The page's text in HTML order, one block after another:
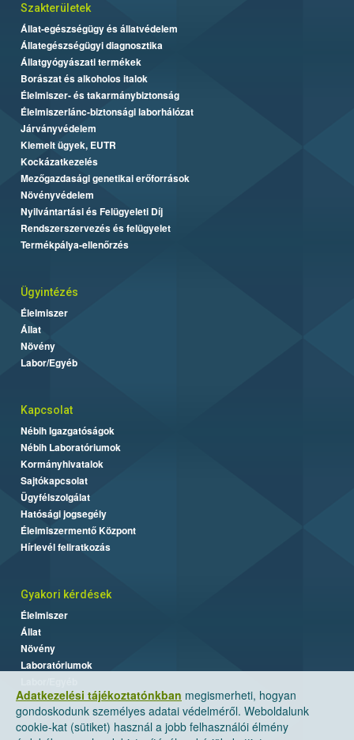
Adatkezelési tájékoztatónkban megismerheti, hogyan
gondoskodunk személyes adatai védelméről. Weboldalunk
cookie-kat (sütiket) használ a jobb felhasználói élmény
Szakterületek
Állat-egészségügy és állatvédelem
Állategészségügyi diagnosztika
Állatgyógyászati termékek
Borászat és alkoholos italok
Élelmiszer- és takarmánybiztonság
Élelmiszerlánc-biztonsági laborhálózat
Járványvédelem
Kiemelt ügyek, EUTR
Kockázatkezelés
Mezőgazdasági genetikai erőforrások
Növényvédelem
Nyilvántartási és Felügyeleti Díj
Rendszerszervezés és felügyelet
Termékpálya-ellenőrzés
Ügyintézés
Élelmiszer
Állat
Növény
Labor/Egyéb
Kapcsolat
Nébih Igazgatóságok
Nébih Laboratóriumok
Kormányhivatalok
Sajtókapcsolat
Ügyfélszolgálat
Hatósági jogsegély
Élelmiszermentő Központ
Hírlevél feliratkozás
Gyakori kérdések
Élelmiszer
Állat
Növény
Laboratóriumok